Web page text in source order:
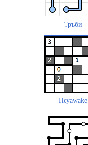
Тръби
Heyawake